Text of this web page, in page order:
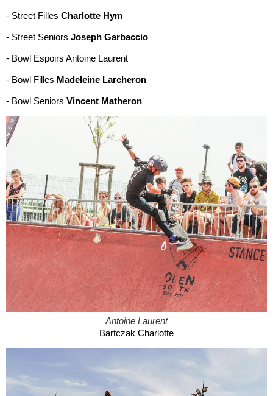
- Street Filles Charlotte Hym
- Street Seniors Joseph Garbaccio
- Bowl Espoirs Antoine Laurent
- Bowl Filles Madeleine Larcheron
- Bowl Seniors Vincent Matheron
Antoine Laurent
Bartczak Charlotte